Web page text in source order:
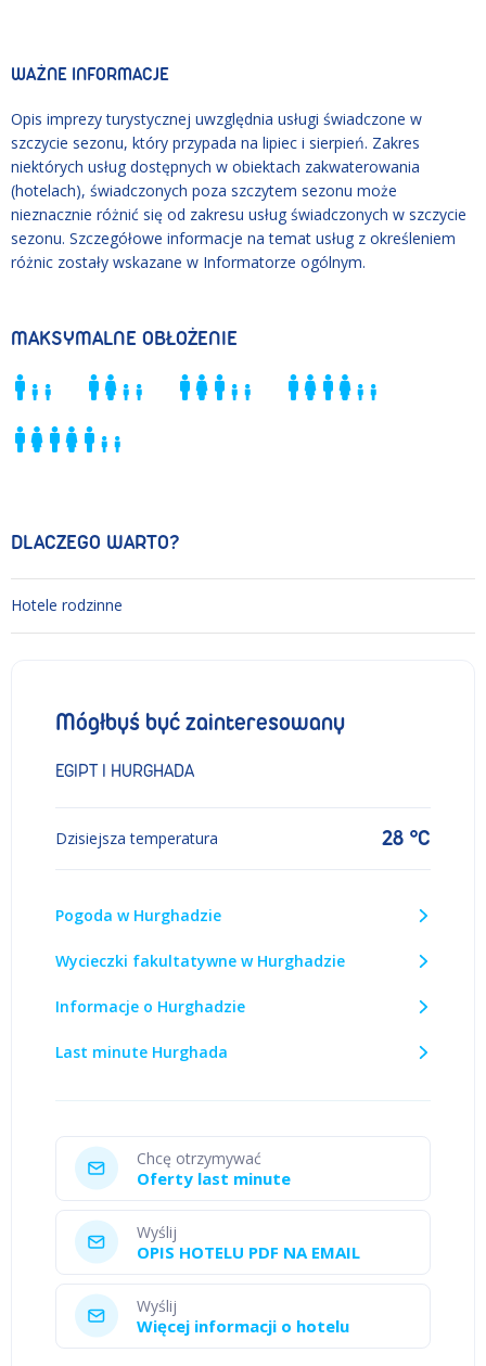
WAŻNE INFORMACJE
Opis imprezy turystycznej uwzględnia usługi świadczone w
szczycie sezonu, który przypada na lipiec i sierpień. Zakres
niektórych usług dostępnych w obiektach zakwaterowania
(hotelach), świadczonych poza szczytem sezonu może
nieznacznie różnić się od zakresu usług świadczonych w szczycie
sezonu. Szczegółowe informacje na temat usług z określeniem
różnic zostały wskazane w Informatorze ogólnym.
MAKSYMALNE OBŁOŻENIE
DLACZEGO WARTO?
Hotele rodzinne
Mógłbyś być zainteresowany
EGIPT I HURGHADA
Dzisiejsza temperatura 28 °C
Pogoda w Hurghadzie
Wycieczki fakultatywne w Hurghadzie
Informacje o Hurghadzie
Last minute Hurghada
Chcę otrzymywać
Oferty last minute
Wyślij
OPIS HOTELU PDF NA EMAIL
Wyślij
Więcej informacji o hotelu